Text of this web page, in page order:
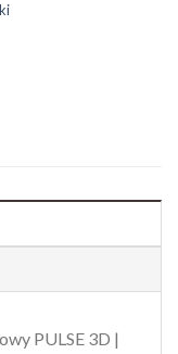
PULSE 3D |